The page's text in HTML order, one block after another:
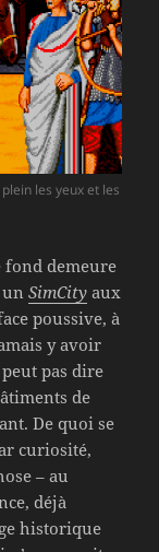
les yeux et les
fond demeure
unSimCity aux
poussive, à
y avoir
pas dire
de
De quoi se
curiosité,
– au
déjà
historique